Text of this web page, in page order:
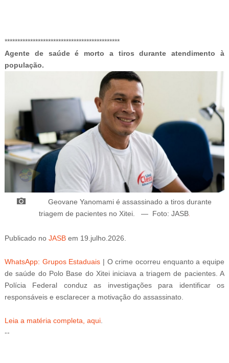
*********************************************
Agente de saúde é morto a tiros durante atendimento à
população.
Geovane Yanomami é assassinado a tiros durante
triagem de pacientes no Xitei.
— Foto: JASB.
Publicado no JASB em 19.julho.2026.
WhatsApp: Grupos Estaduais | O crime ocorreu enquanto a equipe
de saúde do Polo Base do Xitei iniciava a triagem de pacientes. A
Polícia Federal conduz as investigações para identificar os
responsáveis e esclarecer a motivação do assassinato.
Leia a matéria completa, aqui.
--
BUZZDAY
What Happens After A Vinegar Foot Soak
Giant Object Found In Forest Stuns Scientists